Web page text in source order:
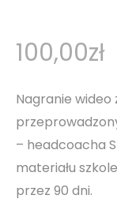
100,00zł
Nagranie
– headcoacha
materiału
przez 90 dni.